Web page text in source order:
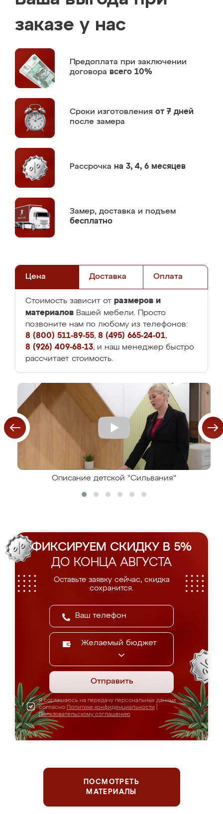
заказе у нас
Предоплата при заключении
договора всего 10%
Сроки изготовления от 7 дней
после замера
Рассрочка на 3, 4, 6 месяцев
Замер, доставка и подъем
бесплатно
Цена Доставка Оплата
Стоимость зависит от размеров и
материалов Вашей мебели. Просто
позвоните нам по любому из телефонов:
8 (800) 511-89-55, 8 (495) 665-24-01,
8 (926) 409-68-13, и наш менеджер быстро
рассчитает стоимость.
Описание детской "Сильвания"
ФИКСИРУЕМ СКИДКУ В 5%
ДО КОНЦА АВГУСТА
Оставьте заявку сейчас, скидка
сохранится.
Желаемый бюджет
Отправить
Я соглашаюсь на передачу персональных данных
согласно Политике конфиденциальности
Пользовательскому соглашению
ПОСМОТРЕТЬ
МАТЕРИАЛЫ